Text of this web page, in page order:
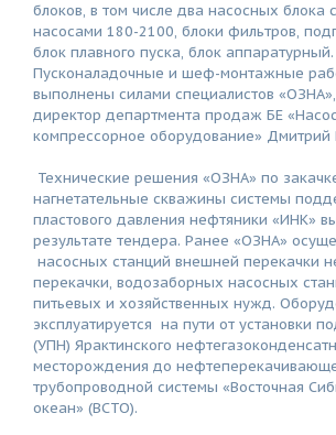
блоков, в том числе два насосных
насосами 180-2100, блоки фильтров,
блок плавного пуска, блок аппаратурный.
Пусконаладочные и шеф-монтажные
выполнены силами специалистов
директор департмента продаж БЕ
компрессорное оборудование» Дмитрий
Технические решения «ОЗНА» по
нагнетательные скважины системы
пластового давления нефтяники «ИНК»
результате тендера. Ранее «ОЗНА»
насосных станций внешней перекачки
перекачки, водозаборных насосных
питьевых и хозяйственных нужд.
эксплуатируется на пути от установки
(УПН) Ярактинского
месторождения до
трубопроводной системы «Восточная
океан» (ВСТО).